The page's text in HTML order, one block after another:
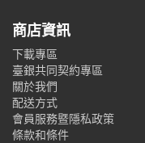
商店資訊
下載專區
臺銀共同契約專區
關於我們
配送方式
會員服務暨隱私政策
條款和條件